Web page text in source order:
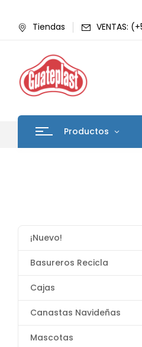
Tiendas VENTAS:
Productos
¡Nuevo!
Basureros Recicla
Cajas
Canastas Navideñas
Mascotas